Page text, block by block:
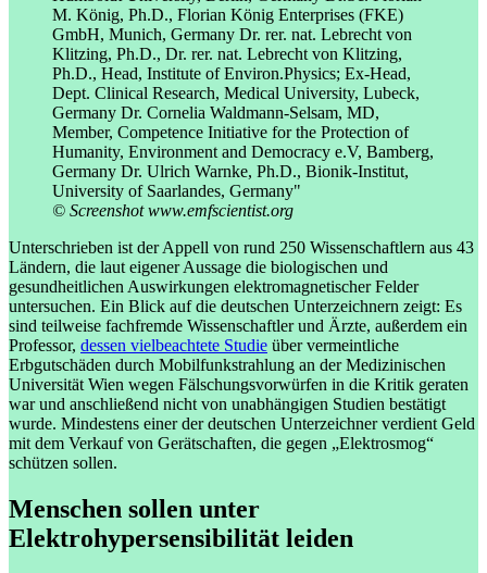
© Screenshot www.emfscientist.org
Unterschrieben ist der Appell von rund 250 Wissenschaftlern aus 43
Ländern, die laut eigener Aussage die biologischen und
gesundheitlichen Auswirkungen elektromagnetischer Felder
untersuchen. Ein Blick auf die deutschen Unterzeichnern zeigt: Es
sind teilweise fachfremde Wissenschaftler und Ärzte, außerdem ein
Professor, dessen vielbeachtete Studie über vermeintliche
Erbgutschäden durch Mobilfunkstrahlung an der Medizinischen
Universität Wien wegen Fälschungsvorwürfen in die Kritik geraten
war und anschließend nicht von unabhängigen Studien bestätigt
wurde. Mindestens einer der deutschen Unterzeichner verdient Geld
mit dem Verkauf von Gerätschaften, die gegen „Elektrosmog“
schützen sollen.
Menschen sollen unter
Elektrohypersensibilität leiden